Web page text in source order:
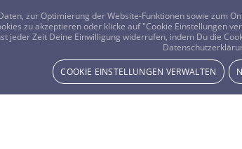
zur Optimierung der Website-Funktionen sowie zum
zu akzeptieren oder klicke auf "Cookie
jeder Zeit Deine Einwilligung widerrufen, indem Du die
COOKIE EINSTELLUNGEN VERWALTEN